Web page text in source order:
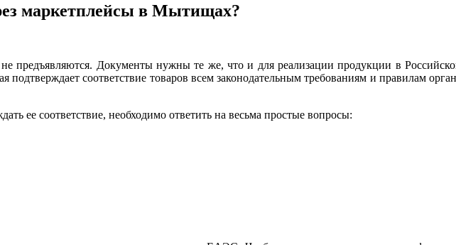
маркетплейсы в Мытищах?
предъявляются. Документы нужны те же, что и для реализации продукции в
соответствие товаров всем законодательным требованиям и правилам
ее соответствие, необходимо ответить на весьма простые вопросы: